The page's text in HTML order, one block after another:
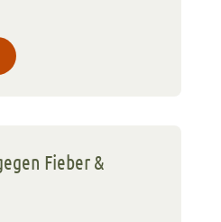
Fieber &